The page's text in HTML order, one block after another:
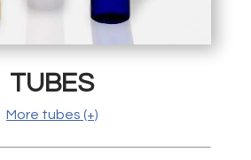
TUBES
More tubes (+)